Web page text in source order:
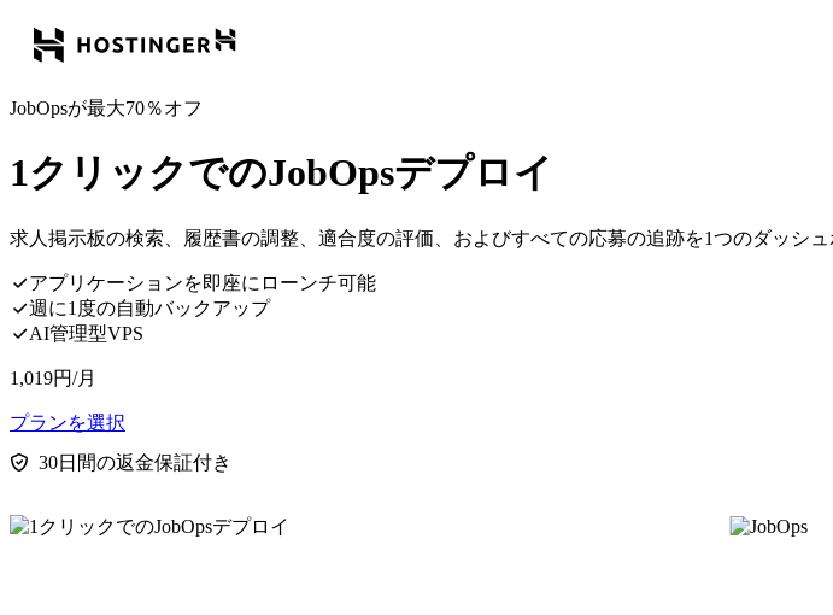
JobOpsが最大70％オフ
1クリックでのJobOpsデプロイ
求人掲示板の検索、履歴書の調整、適合度の評価、およびすべての応募の追跡を1つのダッシ
アプリケーションを即座にローンチ可能
週に1度の自動バックアップ
AI管理型VPS
1,019円/月
プランを選択
30日間の返金保証付き